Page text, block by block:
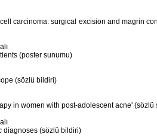
carcinoma: surgical excision and magrin
(poster sunumu)
(sözlü bildiri)
in women with post-adolescent acne' (sözlü
diagnoses (sözlü bildiri)